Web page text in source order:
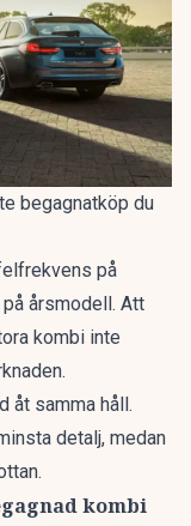
begagnatköp du
på
årsmodell. Att
kombi inte
åt samma håll.
detalj, medan
kombi